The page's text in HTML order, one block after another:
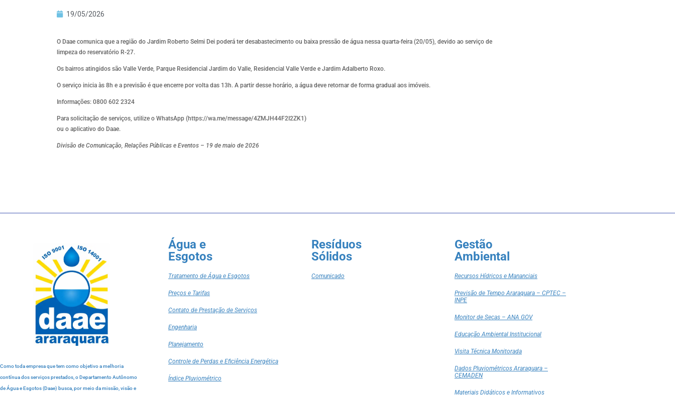
19/05/2026
O Daae comunica que a região do Jardim Roberto Selmi Dei poderá ter desabastecimento ou baixa pressão de água nessa quarta-feira (20/05), devido ao serviço de
limpeza do reservatório R-27.
Os bairros atingidos são Valle Verde, Parque Residencial Jardim do Valle, Residencial Valle Verde e Jardim Adalberto Roxo.
O serviço inicia às 8h e a previsão é que encerre por volta das 13h. A partir desse horário, a água deve retornar de forma gradual aos imóveis.
Informações: 0800 602 2324
Para solicitação de serviços, utilize o WhatsApp (https://wa.me/message/4ZMJH44F2I2ZK1)
ou o aplicativo do Daae.
Divisão de Comunicação, Relações Públicas e Eventos – 19 de maio de 2026
Como toda empresa que tem como objetivo a melhoria
contínua dos serviços prestados, o Departamento Autônomo
de Água e Esgotos (Daae) busca, por meio da missão, visão e
Água e
Esgotos
Tratamento de Água e Esgotos
Preços e Tarifas
Contato de Prestação de Serviços
Engenharia
Planejamento
Controle de Perdas e Eficiência Energética
Índice Pluviométrico
Resíduos
Sólidos
Comunicado
Gestão
Ambiental
Recursos Hídricos e Mananciais
Previsão de Tempo Araraquara – CPTEC –
INPE
Monitor de Secas – ANA GOV
Educação Ambiental Institucional
Visita Técnica Monitorada
Dados Pluviométricos Araraquara –
CEMADEN
Materiais Didáticos e Informativos